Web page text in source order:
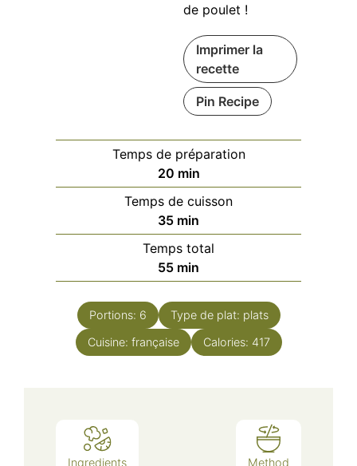
de poulet !
Imprimer la
recette
Pin Recipe
Temps de préparation
20minutes
min
Temps de cuisson
35minutes
min
Temps total
55minutes
min
Portions: 6 Type de plat: plats
Cuisine: française Calories: 417
Ingredients Method